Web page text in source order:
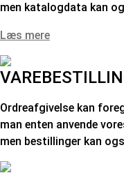
men katalogdata kan
Læs mere
Ordreafgivelse kan
man enten anvende
men bestillinger kan